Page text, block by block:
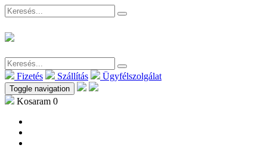
Fizetés Szállítás Ügyfélszolgálat
Toggle navigation
Kosaram 0